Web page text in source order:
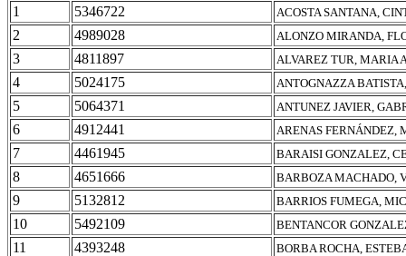
1
5346722 ACOSTA SANTANA,
2 4989028 ALONZO MIRANDA,
3 4811897 ALVAREZ TUR, MARIA
4 5024175 ANTOGNAZZA
5 5064371 ANTUNEZ JAVIER,
6 4912441 ARENAS FERNÁNDEZ,
7 4461945 BARAISI GONZALEZ,
8 4651666 BARBOZA MACHADO,
9 5132812 BARRIOS FUMEGA,
10 5492109 BENTANCOR
11 4393248 BORBA ROCHA,